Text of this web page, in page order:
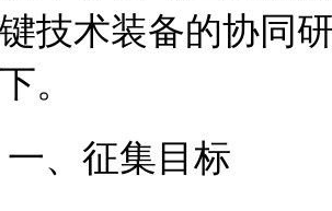
技术装备的协同
。
一、征集目标